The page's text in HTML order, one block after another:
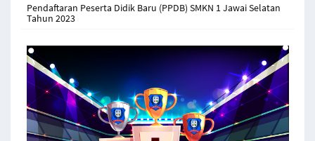
Pendaftaran Peserta Didik Baru (PPDB) SMKN 1 Jawai Selatan
Tahun 2023